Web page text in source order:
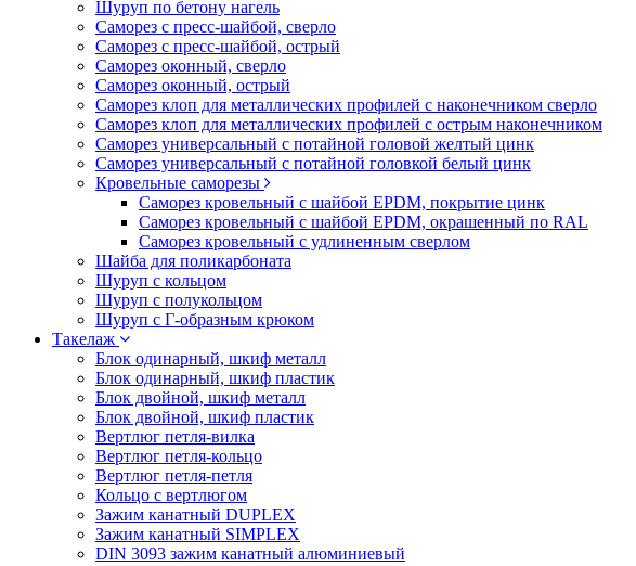
Шуруп по бетону нагель
Саморез с пресс-шайбой, сверло
Саморез с пресс-шайбой, острый
Саморез оконный, сверло
Саморез оконный, острый
Саморез клоп для металлических профилей с наконечником сверло
Саморез клоп для металлических профилей с острым наконечником
Саморез универсальный с потайной головой желтый цинк
Саморез универсальный с потайной головкой белый цинк
Кровельные саморезы
Саморез кровельный с шайбой EPDM, покрытие цинк
Саморез кровельный с шайбой EPDM, окрашенный по RAL
Саморез кровельный с удлиненным сверлом
Шайба для поликарбоната
Шуруп с кольцом
Шуруп с полукольцом
Шуруп с Г-образным крюком
Такелаж
Блок одинарный, шкиф металл
Блок одинарный, шкиф пластик
Блок двойной, шкиф металл
Блок двойной, шкиф пластик
Вертлюг петля-вилка
Вертлюг петля-кольцо
Вертлюг петля-петля
Кольцо с вертлюгом
Зажим канатный DUPLEX
Зажим канатный SIMPLEX
DIN 3093 зажим канатный алюминиевый